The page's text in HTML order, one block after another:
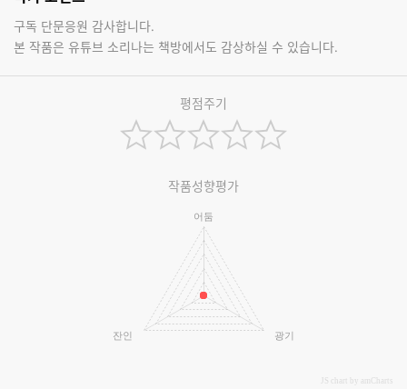
구독 단문응원 감사합니다.
본 작품은 유튜브 소리나는 책방에서도 감상하실 수 있습니다.
평점주기
작품성향평가
어둠
광기
잔인
JS chart by amCharts